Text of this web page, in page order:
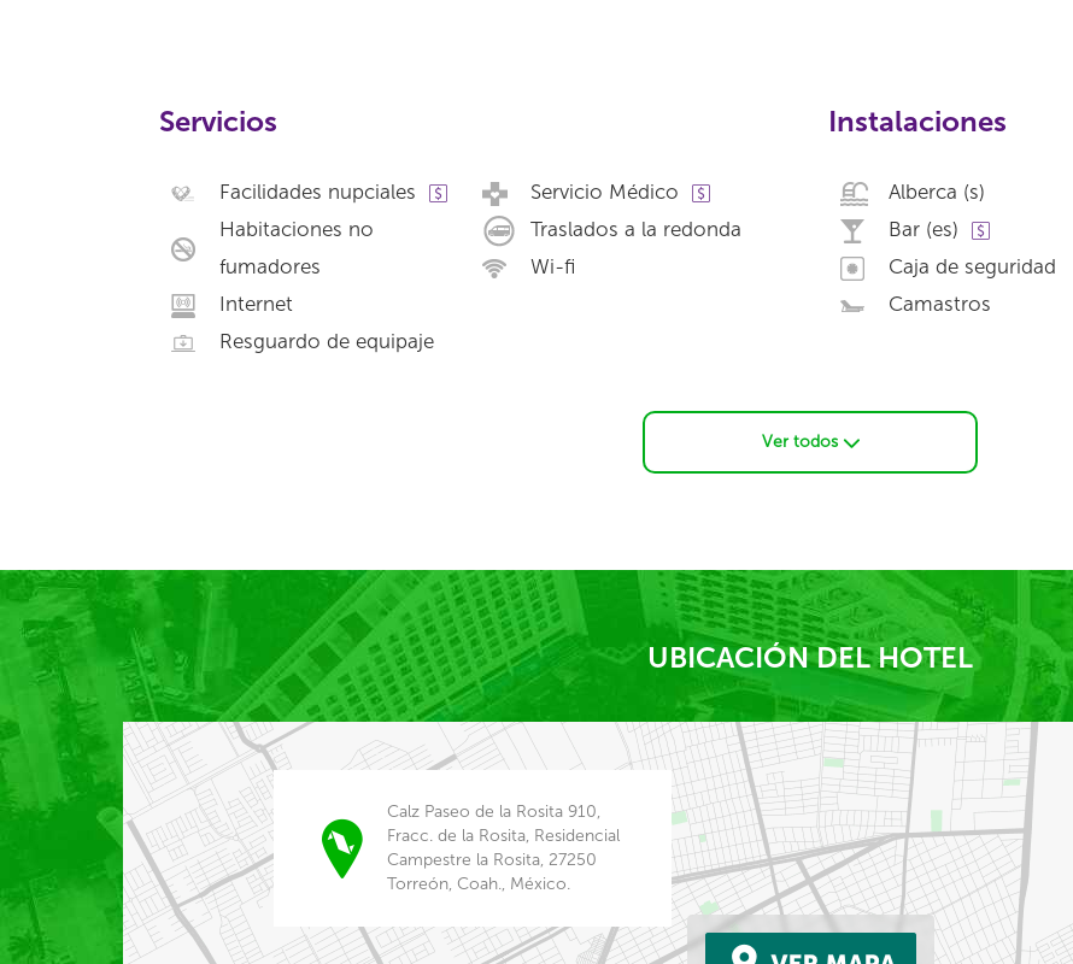
Servicios
Facilidades nupciales
Habitaciones no
fumadores
Internet
Resguardo de equipaje
Servicio Médico
Traslados a la redonda
Wi-fi
Instalaciones
Alberca (s)
Bar (es)
Caja de seguridad
Camastros
Ver todos
UBICACIÓN DEL HOTEL
Calz Paseo de la Rosita 910,
Fracc. de la Rosita, Residencial
Campestre la Rosita, 27250
Torreón, Coah., México.